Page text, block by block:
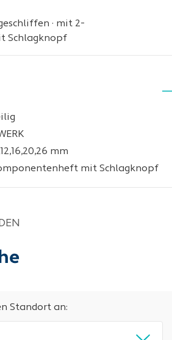
· mit 2-
Schlagknopf
mm
mit Schlagknopf
Standort an: